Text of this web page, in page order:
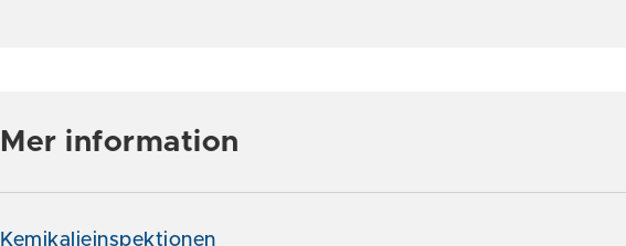
Mer information
Kemikalieinspektionen